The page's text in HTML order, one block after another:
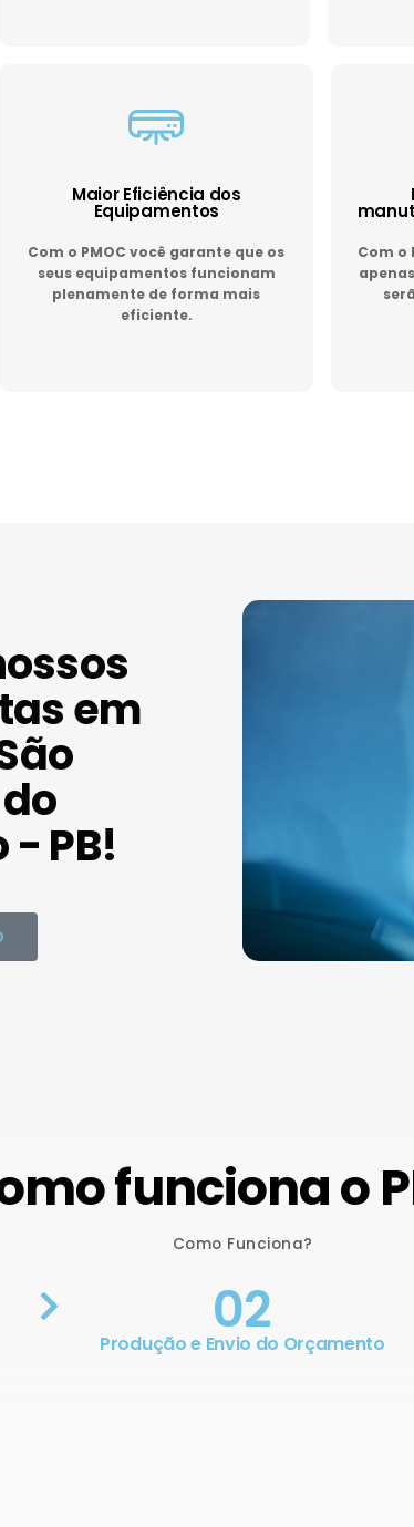
Maior Eficiência dos
Equipamentos
Com o PMOC você garante que os
seus equipamentos funcionam
plenamente de forma mais
eficiente.
Com o
em
- PB!
funciona o
Como Funciona?
02
Produção e Envio do Orçamento